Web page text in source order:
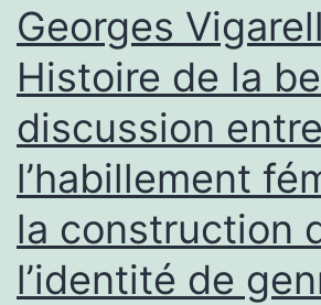
Georges
Histoire de la
discussion entre
l’habillement
la construction
l’identité de